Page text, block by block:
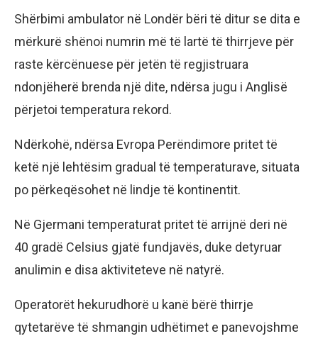
Shërbimi ambulator në Londër bëri të ditur se dita e
mërkurë shënoi numrin më të lartë të thirrjeve për
raste kërcënuese për jetën të regjistruara
ndonjëherë brenda një dite, ndërsa jugu i Anglisë
përjetoi temperatura rekord.
Ndërkohë, ndërsa Evropa Perëndimore pritet të
ketë një lehtësim gradual të temperaturave, situata
po përkeqësohet në lindje të kontinentit.
Në Gjermani temperaturat pritet të arrijnë deri në
40 gradë Celsius gjatë fundjavës, duke detyruar
anulimin e disa aktiviteteve në natyrë.
Operatorët hekurudhorë u kanë bërë thirrje
qytetarëve të shmangin udhëtimet e panevojshme